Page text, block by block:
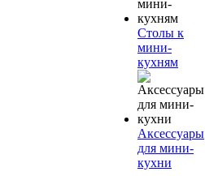
Столы к
мини-
кухням
Аксессуары
для мини-
кухни